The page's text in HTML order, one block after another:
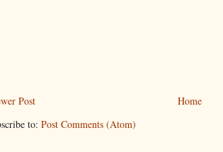
Post
Home
to: Post Comments (Atom)